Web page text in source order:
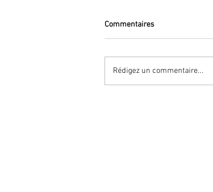
Commentaires
Rédigez un commentaire...